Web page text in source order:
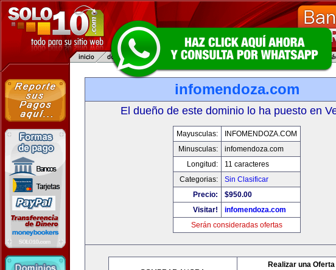
infomendoza.com
El dueño de este dominio lo ha puesto en
Mayusculas:
INFOMENDOZA.COM
Minusculas:
infomendoza.com
Longitud:
11 caracteres
Categorias:
Sin Clasificar
Precio:
$950.00
Visitar!
infomendoza.com
Serán consideradas ofertas
Realizar una Oferta